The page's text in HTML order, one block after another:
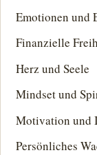
Emotionen und
Finanzielle
Herz und Seele
Mindset und
Motivation und
Persönliches